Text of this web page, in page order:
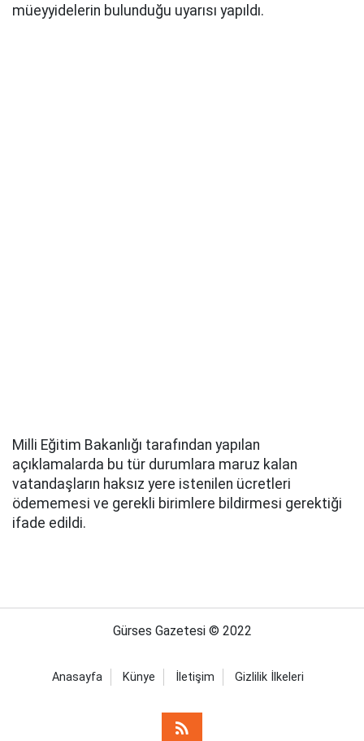
müeyyidelerin bulunduğu uyarısı yapıldı.
Milli Eğitim Bakanlığı tarafından yapılan
açıklamalarda bu tür durumlara maruz kalan
vatandaşların haksız yere istenilen ücretleri
ödememesi ve gerekli birimlere bildirmesi gerektiği
ifade edildi.
Gürses Gazetesi © 2022
Anasayfa Künye İletişim Gizlilik İlkeleri